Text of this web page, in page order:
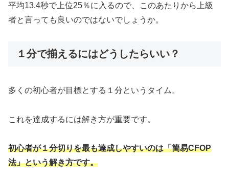
平均13.4秒で上位25％に入るので、このあたりから上級
者と言っても良いのではないでしょうか。
１分で揃えるにはどうしたらいい？
多くの初心者が目標とする１分というタイム。
これを達成するには解き方が重要です。
初心者が１分切りを最も達成しやすいのは「簡易CFOP
法」という解き方です。